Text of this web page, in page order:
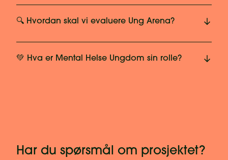
🔍 Hvordan skal vi evaluere Ung Arena?
💚 Hva er Mental Helse Ungdom sin rolle?
Har du spørsmål om prosjektet?